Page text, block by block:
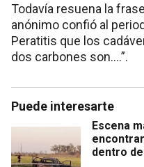
Todavía resuena la
anónimo confió al
Peratitis que los
dos carbones son….”.
Puede interesarte
Escena
dentro